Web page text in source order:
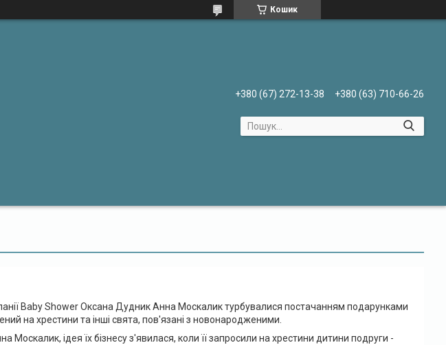
Кошик
+380 (67) 272-13-38 +380 (63) 710-66-26
Baby Shower Оксана Дудник Анна Москалик турбувалися постачанням подарунками
на хрестини та інші свята, пов'язані з новонародженими.
Москалик, ідея їх бізнесу з'явилася, коли її запросили на хрестини дитини подруги -